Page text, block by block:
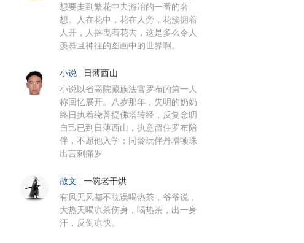
想要走到繁花中去游冶的一番的奢
想。人在花中，花在人旁，花簇拥着
人开，人摇曳着花去，这是多么令人
羡慕且神往的图画中的世界啊。
小说 日薄西山
小说以省高院藏族法官罗布的第一人
称回忆展开。八岁那年，失明的奶奶
终日执着绕菩提佛塔转经，反复念叨
自己已到日薄西山，执意留住罗布陪
伴，不愿他入学；同龄玩伴丹增顿珠
出言刺痛罗
散文 一碗老干烘
有风无风都不耽误喝热茶，爷爷说，
大热天喝凉茶伤身，喝热茶，出一身
汗，反倒凉快。